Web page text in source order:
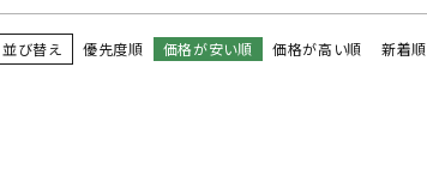
並び替え 優先度順 価格が安い順 価格が高い順 新着順